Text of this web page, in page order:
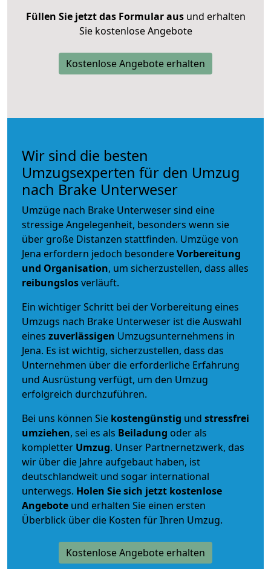
Füllen Sie jetzt das Formular ausund erhalten
Sie kostenlose Angebote
Kostenlose Angebote erhalten
Wir sind die besten
Umzugsexperten für den Umzug
nach Brake Unterweser
Umzüge nach Brake Unterweser sind eine
stressige Angelegenheit, besonders wenn sie
über große Distanzen stattfinden. Umzüge von
Jena erfordern jedoch besondereVorbereitung
und Organisation, um sicherzustellen, dass alles
reibungslosverläuft.
Ein wichtiger Schritt bei der Vorbereitung eines
Umzugs nach Brake Unterweser ist die Auswahl
eines zuverlässigen Umzugsunternehmens in
Jena. Es ist wichtig, sicherzustellen, dass das
Unternehmen über die erforderliche Erfahrung
und Ausrüstung verfügt, um den Umzug
erfolgreich durchzuführen.
Bei uns können Sie kostengünstig und stressfrei
umziehen, sei es als Beiladung oder als
kompletter Umzug. Unser Partnernetzwerk, das
wir über die Jahre aufgebaut haben, ist
deutschlandweit und sogar international
unterwegs. Holen Sie sich jetzt kostenlose
Angebote und erhalten Sie einen ersten
Überblick über die Kosten für Ihren Umzug.
Kostenlose Angebote erhalten